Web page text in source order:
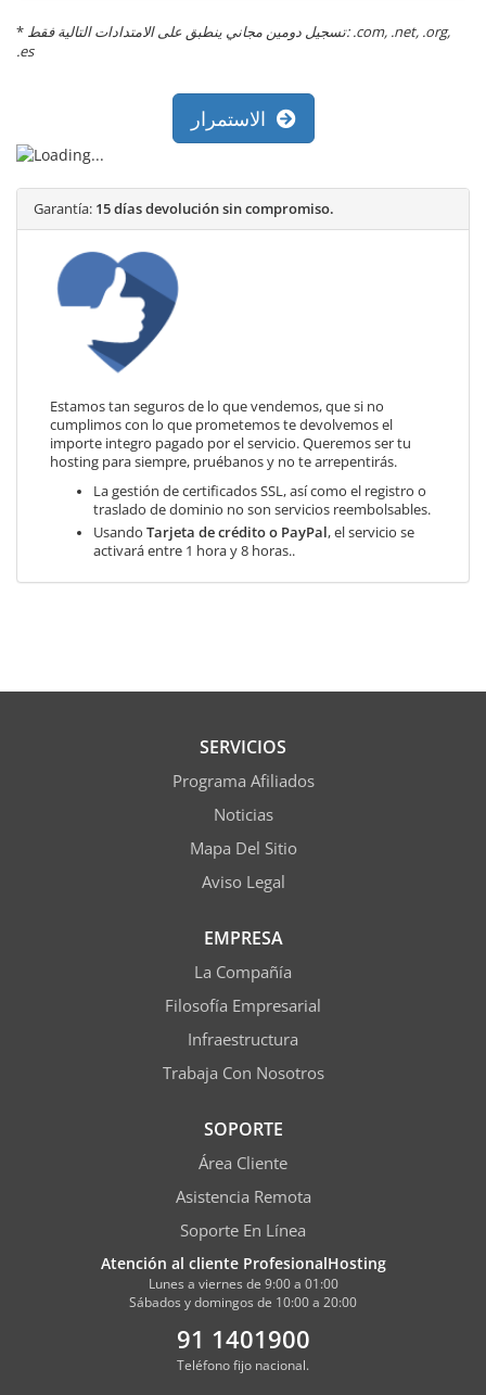
* تسجيل دومين مجاني ينطبق على الامتدادات التالية فقط: .com, .net, .org,
.es
Garantía: 15 días devolución sin compromiso.
Estamos tan seguros de lo que vendemos, que si no
cumplimos con lo que prometemos te devolvemos el
importe integro pagado por el servicio. Queremos ser tu
hosting para siempre, pruébanos y no te arrepentirás.
La gestión de certificados SSL, así como el registro o
traslado de dominio no son servicios reembolsables.
Usando Tarjeta de crédito o PayPal, el servicio se
activará entre 1 hora y 8 horas..
SERVICIOS
Programa Afiliados
Noticias
Mapa Del Sitio
Aviso Legal
EMPRESA
La Compañía
Filosofía Empresarial
Infraestructura
Trabaja Con Nosotros
SOPORTE
Área Cliente
Asistencia Remota
Soporte En Línea
Atención al cliente ProfesionalHosting
Lunes a viernes de 9:00 a 01:00
Sábados y domingos de 10:00 a 20:00
91 1401900
Teléfono fijo nacional.